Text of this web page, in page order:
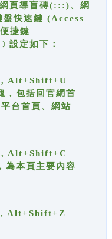
頁導盲磚(:::)、網
快速鍵 (Access
捷鍵
設定如下：
Alt+Shift+U
包括回官網首
台首頁、網站
Alt+Shift+C
本頁主要內容
Alt+Shift+Z